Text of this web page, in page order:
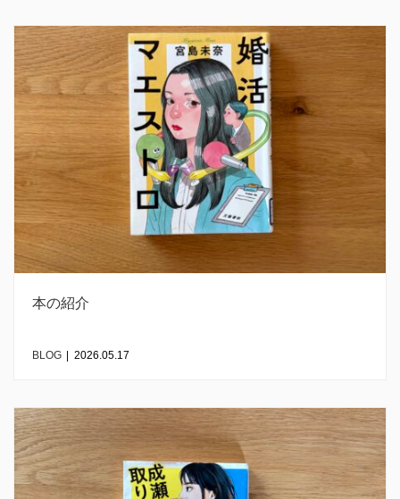
本の紹介
BLOG | 2026.05.17